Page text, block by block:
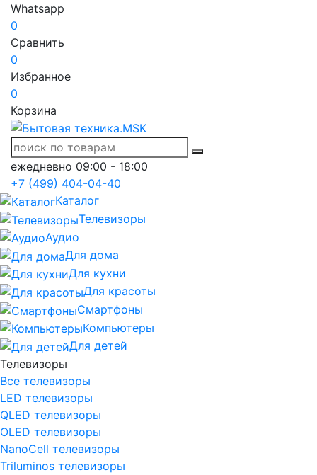
Whatsapp
0
Сравнить
0
Избранное
0
Корзина
ежедневно 09:00 - 18:00
+7 (499) 404-04-40
Каталог
Телевизоры
Аудио
Для дома
Для кухни
Для красоты
Смартфоны
Компьютеры
Для детей
Телевизоры
Все телевизоры
LED телевизоры
QLED телевизоры
OLED телевизоры
NanoCell телевизоры
Triluminos телевизоры